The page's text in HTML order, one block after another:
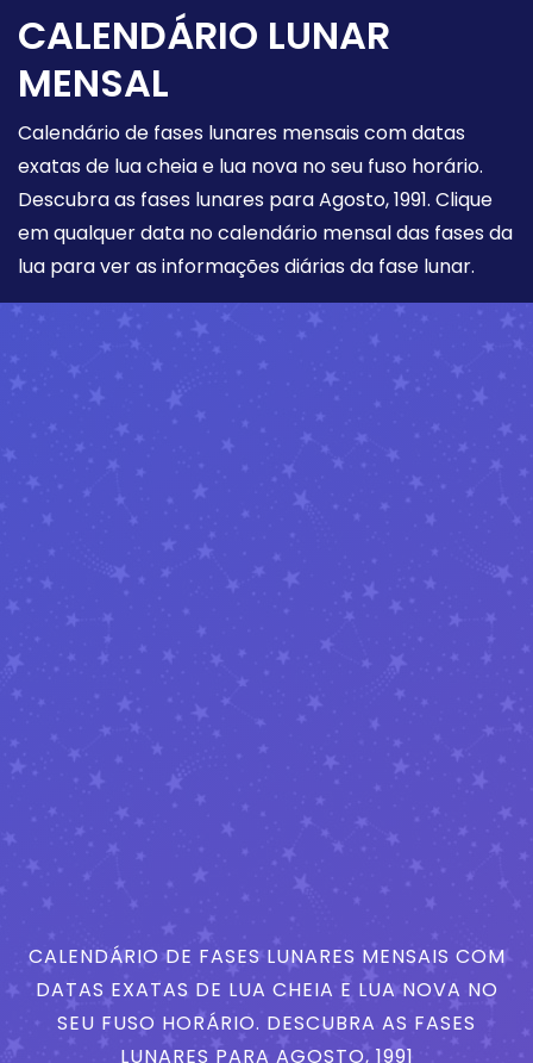
CALENDÁRIO LUNAR
MENSAL
Calendário de fases lunares mensais com datas
exatas de lua cheia e lua nova no seu fuso horário.
Descubra as fases lunares para Agosto, 1991. Clique
em qualquer data no calendário mensal das fases da
lua para ver as informações diárias da fase lunar.
CALENDÁRIO DE FASES LUNARES MENSAIS COM
DATAS EXATAS DE LUA CHEIA E LUA NOVA NO
SEU FUSO HORÁRIO. DESCUBRA AS FASES
LUNARES PARA AGOSTO, 1991